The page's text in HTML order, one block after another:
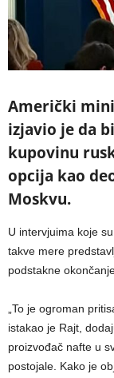
Američki
izjavio je da
kupovinu
opcija kao
Moskvu.
U intervjuima koje
takve mere
podstakne
„To je ogroman
istakao je Rajt,
proizvođač nafte u
postojale. Kako je